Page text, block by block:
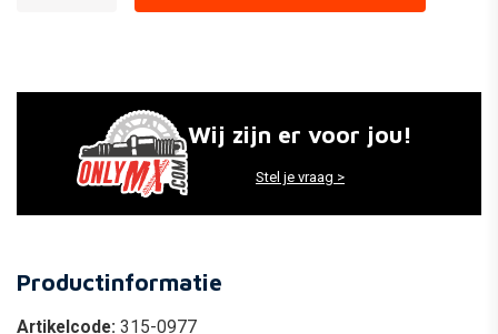
Wij zijn er voor jou!
Stel je vraag >
Productinformatie
Artikelcode: 315-0977